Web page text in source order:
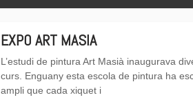
EXPO ART MASIA
L’estudi de pintura Art Masià inaugurava
curs. Enguany esta escola de pintura ha
ampli que cada xiquet i